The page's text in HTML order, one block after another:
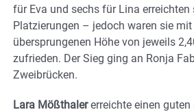
für Eva und sechs für Lina erreichten
Platzierungen – jedoch waren sie mit
übersprungenen Höhe von jeweils
zufrieden. Der Sieg ging an Ronja
Zweibrücken.
Lara Mößthalererreichte einen guten